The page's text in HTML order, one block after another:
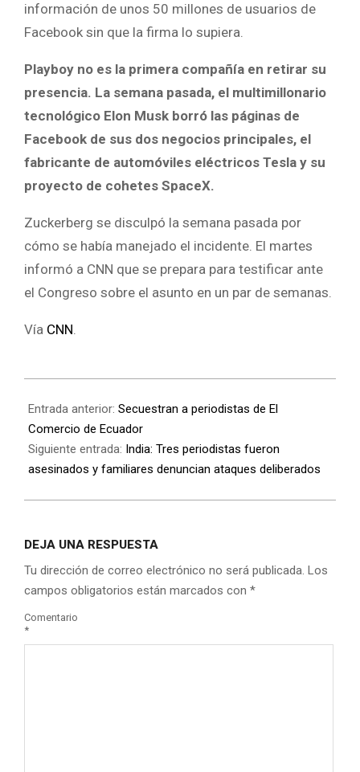
información de unos 50 millones de usuarios de
Facebook sin que la firma lo supiera.
Playboy no es la primera compañía en retirar su
presencia. La semana pasada, el multimillonario
tecnológico Elon Musk borró las páginas de
Facebook de sus dos negocios principales, el
fabricante de automóviles eléctricos Tesla y su
proyecto de cohetes SpaceX.
Zuckerberg se disculpó la semana pasada por
cómo se había manejado el incidente. El martes
informó a CNN que se prepara para testificar ante
el Congreso sobre el asunto en un par de semanas.
Vía CNN.
Entrada anterior: Secuestran a periodistas de El
Comercio de Ecuador
Siguiente entrada: India: Tres periodistas fueron
asesinados y familiares denuncian ataques deliberados
DEJA UNA RESPUESTA
Tu dirección de correo electrónico no será publicada. Los
campos obligatorios están marcados con *
Comentario
*